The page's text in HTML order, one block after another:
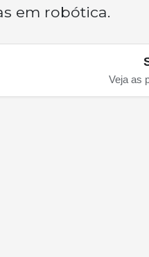
em robótica.
Veja as